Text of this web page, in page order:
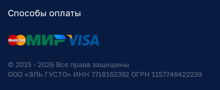
Способы оплаты
© 2015 - 2026 Все права защищены
ООО «ЭЛЬ ГУСТО» ИНН 7718162392 ОГРН 1157746422239